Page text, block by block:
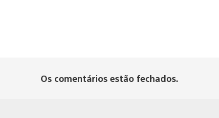
Os comentários estão fechados.